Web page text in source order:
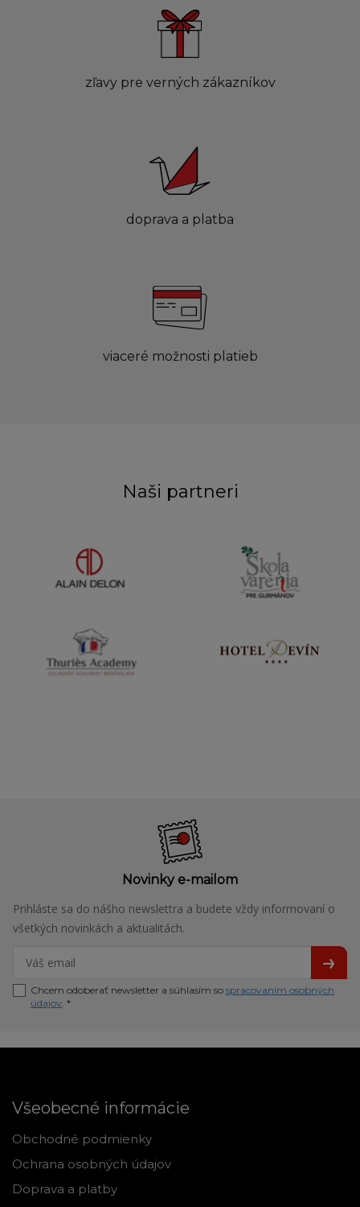
zľavy pre verných zákazníkov
doprava a platba
viaceré možnosti platieb
Naši partneri
Novinky e-mailom
Prihláste sa do nášho newslettra a budete vždy informovaní o
všetkých novinkách a aktualitách.
Chcem odoberať newsletter a súhlasím so spracovaním osobných
údajov. *
Všeobecné informácie
Obchodné podmienky
Ochrana osobných údajov
Doprava a platby